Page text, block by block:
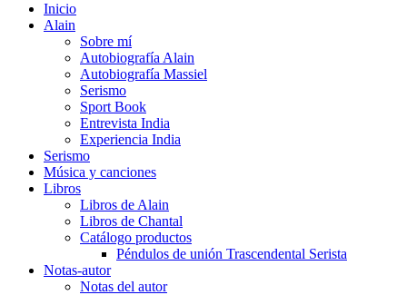
Inicio
Alain
Sobre mí
Autobiografía Alain
Autobiografía Massiel
Serismo
Sport Book
Entrevista India
Experiencia India
Serismo
Música y canciones
Libros
Libros de Alain
Libros de Chantal
Catálogo productos
Péndulos de unión Trascendental Serista
Notas-autor
Notas del autor